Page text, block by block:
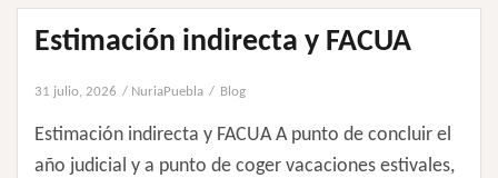
Estimación indirecta y FACUA
31 julio, 2026 NuriaPuebla Blog
Estimación indirecta y FACUA A punto de concluir el
año judicial y a punto de coger vacaciones estivales,